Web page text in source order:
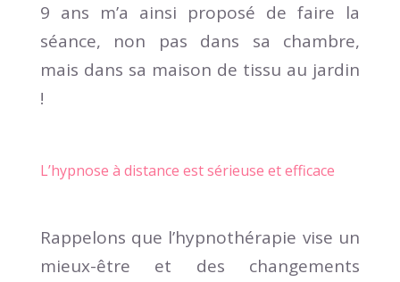
9 ans m’a ainsi proposé de faire la
séance, non pas dans sa chambre,
mais dans sa maison de tissu au jardin
!
L’hypnose à distance est sérieuse et efficace
Rappelons que l’hypnothérapie vise un
mieux-être et des changements